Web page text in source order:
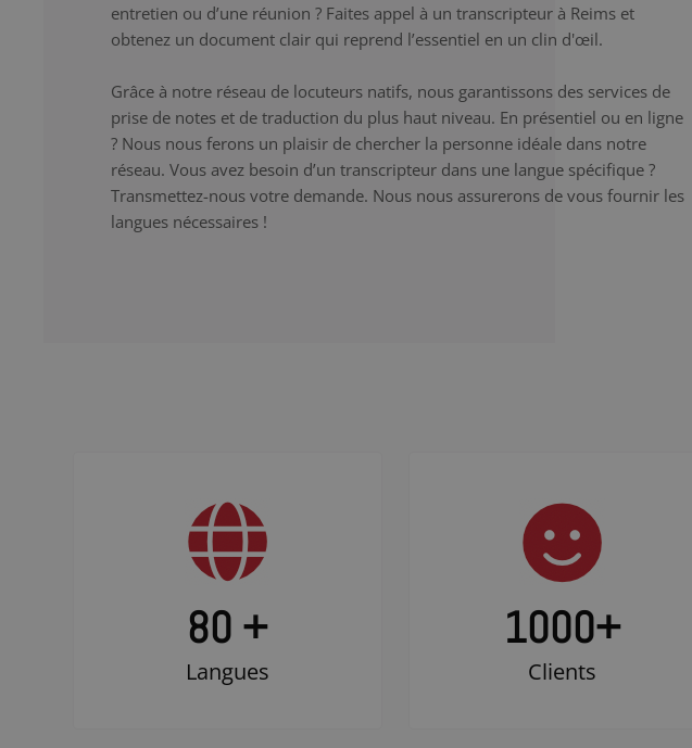
entretien ou d’une réunion ? Faites appel à un transcripteur à Reims et
obtenez un document clair qui reprend l’essentiel en un clin d'œil.
Grâce à notre réseau de locuteurs natifs, nous garantissons des services de
prise de notes et de traduction du plus haut niveau. En présentiel ou en ligne
? Nous nous ferons un plaisir de chercher la personne idéale dans notre
réseau. Vous avez besoin d’un transcripteur dans une langue spécifique ?
Transmettez-nous votre demande. Nous nous assurerons de vous fournir les
langues nécessaires !
80 +
Langues
1000+
Clients